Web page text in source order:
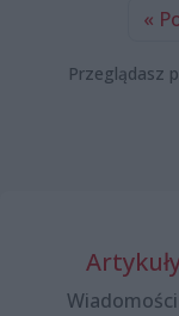
«
Przeglądasz
Wiadomości